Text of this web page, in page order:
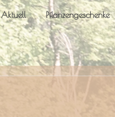
Aktuell Pflanzengeschenke